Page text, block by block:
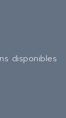
disponibles